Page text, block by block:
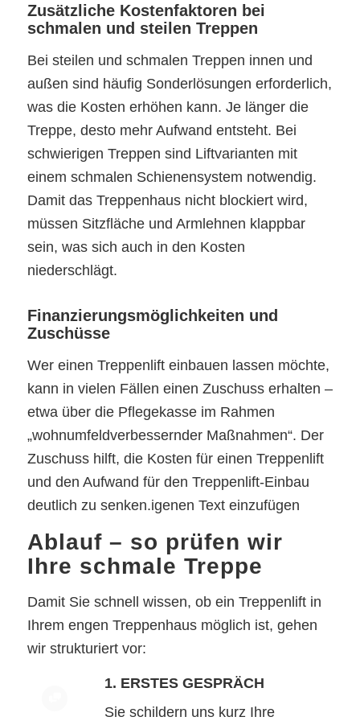
Zusätzliche Kostenfaktoren bei
schmalen und steilen Treppen
Bei steilen und schmalen Treppen innen und
außen sind häufig Sonderlösungen erforderlich,
was die Kosten erhöhen kann. Je länger die
Treppe, desto mehr Aufwand entsteht. Bei
schwierigen Treppen sind Liftvarianten mit
einem schmalen Schienensystem notwendig.
Damit das Treppenhaus nicht blockiert wird,
müssen Sitzfläche und Armlehnen klappbar
sein, was sich auch in den Kosten
niederschlägt.
Finanzierungsmöglichkeiten und
Zuschüsse
Wer einen Treppenlift einbauen lassen möchte,
kann in vielen Fällen einen Zuschuss erhalten –
etwa über die Pflegekasse im Rahmen
„wohnumfeldverbessernder Maßnahmen“. Der
Zuschuss hilft, die Kosten für einen Treppenlift
und den Aufwand für den Treppenlift-Einbau
deutlich zu senken.igenen Text einzufügen
Ablauf – so prüfen wir
Ihre schmale Treppe
Damit Sie schnell wissen, ob ein Treppenlift in
Ihrem engen Treppenhaus möglich ist, gehen
wir strukturiert vor:
1. ERSTES GESPRÄCH
Sie schildern uns kurz Ihre